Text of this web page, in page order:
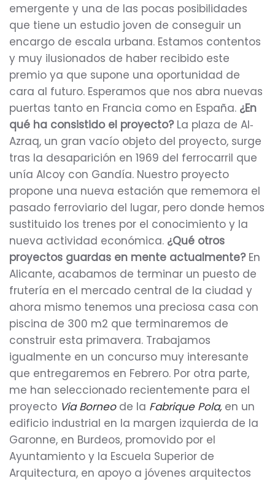
emergente y una de las pocas posibilidades
que tiene un estudio joven de conseguir un
encargo de escala urbana. Estamos contentos
y muy ilusionados de haber recibido este
premio ya que supone una oportunidad de
cara al futuro. Esperamos que nos abra nuevas
puertas tanto en Francia como en España. ¿En
qué ha consistido el proyecto?La plaza de Al‐
Azraq, un gran vacío objeto del proyecto, surge
tras la desaparición en 1969 del ferrocarril que
unía Alcoy con Gandía. Nuestro proyecto
propone una nueva estación que rememora el
pasado ferroviario del lugar, pero donde hemos
sustituido los trenes por el conocimiento y la
nueva actividad económica. ¿Qué otros
proyectos guardas en mente actualmente?En
Alicante, acabamos de terminar un puesto de
frutería en el mercado central de la ciudad y
ahora mismo tenemos una preciosa casa con
piscina de 300 m2 que terminaremos de
construir esta primavera. Trabajamos
igualmente en un concurso muy interesante
que entregaremos en Febrero. Por otra parte,
me han seleccionado recientemente para el
proyecto Via Borneode la Fabrique Pola, en un
edificio industrial en la margen izquierda de la
Garonne, en Burdeos, promovido por el
Ayuntamiento y la Escuela Superior de
Arquitectura, en apoyo a jóvenes arquitectos